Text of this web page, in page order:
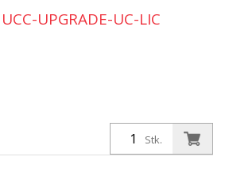
Stk.
UPGRADE-UC-LIC